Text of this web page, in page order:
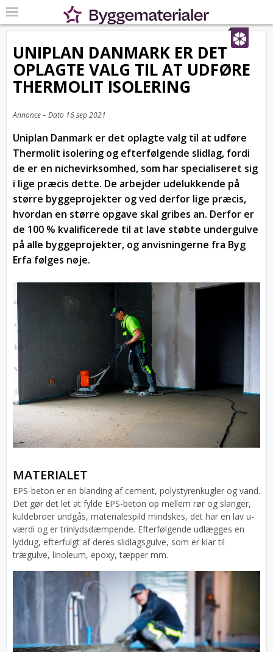
UNIPLAN DANMARK ER DET
OPLAGTE VALG TIL AT UDFØRE
THERMOLIT ISOLERING
Annonce – Dato 16 sep 2021
Uniplan Danmark er det oplagte valg til at udføre
Thermolit isolering og efterfølgende slidlag, fordi
de er en nichevirksomhed, som har specialiseret sig
i lige præcis dette. De arbejder udelukkende på
større byggeprojekter og ved derfor lige præcis,
hvordan en større opgave skal gribes an. Derfor er
de 100 % kvalificerede til at lave støbte undergulve
på alle byggeprojekter, og anvisningerne fra Byg
Erfa følges nøje.
MATERIALET
EPS-beton er en blanding af cement, polystyrenkugler og vand.
Det gør det let at fylde EPS-beton op mellem rør og slanger,
kuldebroer undgås, materialespild mindskes, det har en lav u-
værdi og er trinlydsdæmpende. Efterfølgende udlægges en
lyddug, efterfulgt af deres slidlagsgulve, som er klar til
trægulve, linoleum, epoxy, tæpper mm.